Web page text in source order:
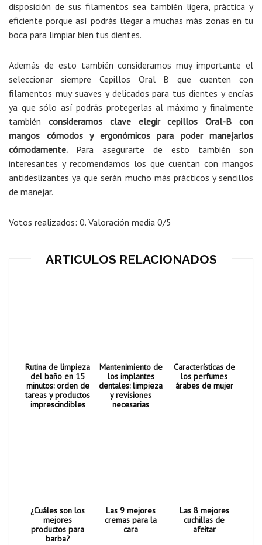
disposición de sus filamentos sea también ligera, práctica y
eficiente porque así podrás llegar a muchas más zonas en tu
boca para limpiar bien tus dientes.
Además de esto también consideramos muy importante el
seleccionar siempre Cepillos Oral B que cuenten con
filamentos muy suaves y delicados para tus dientes y encías
ya que sólo así podrás protegerlas al máximo y finalmente
también consideramos clave elegir cepillos Oral-B con
mangos cómodos y ergonómicos para poder manejarlos
cómodamente. Para asegurarte de esto también son
interesantes y recomendamos los que cuentan con mangos
antideslizantes ya que serán mucho más prácticos y sencillos
de manejar.
Votos realizados: 0. Valoración media 0/5
ARTICULOS RELACIONADOS
Rutina de limpieza
del baño en 15
minutos: orden de
tareas y productos
imprescindibles
Mantenimiento de
los implantes
dentales: limpieza
y revisiones
necesarias
Características de
los perfumes
árabes de mujer
¿Cuáles son los
mejores
productos para
barba?
Las 9 mejores
cremas para la
cara
Las 8 mejores
cuchillas de
afeitar